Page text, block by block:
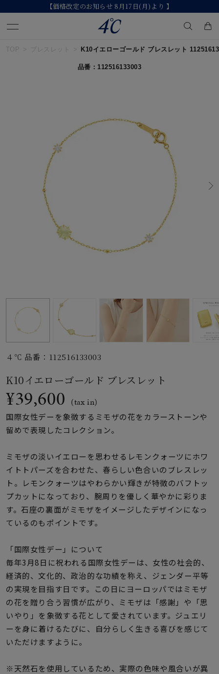
【2026 Summer Collection】発売中
キーワードで検索する
#ダイヤモンド ネックレス
#エタニティ
カテゴリー すべてのジュエリー
誕生石
モチーフ
ファッションテイス
ト
コレクション
レディース
リングサイズ
～
メンズ
リングサイズ
～
価格 ¥0
在庫
TOP ブレスレット K10イエローゴールド ブレスレット
品番：112516133003
４℃ 品番：112516133003
K10イエローゴールド ブレスレット
¥39,600 (tax in)
国際女性デーを象徴するミモザの花をカラーストーンや
留めで表現したコレクション。
ミモザの淡いイエローを思わせるレモンクォーツにホワ
イトトパーズを合わせた、春らしい色合いのブレスレッ
ト。レモンクォーツはやわらかい輝きが特徴のバフトッ
プカットになっており、腕周りを優しく華やかに彩りま
す。石座の裏面がミモザをイメージしたデザインになっ
ているのもポイントです。
「国際女性デー」について
毎年3月8日に祝われる国際女性デーは、女性の社会的、
経済的、文化的、政治的な功績を称え、ジェンダー平等
の実現を目指す日です。この日にヨーロッパではミモザ
の花を贈り合う習慣が広がり、ミモザは「感謝」や「思
いやり」を象徴する花として愛されています。ジュエリ
ーを身に着けるたびに、自分らしく生きる喜びを感じて
いただけますように。
※天然石を使用しているため、実際の色味や風合いが異